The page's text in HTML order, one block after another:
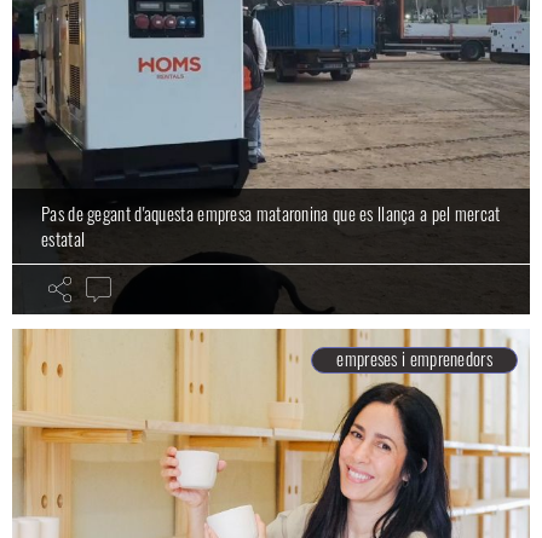
Pas de gegant d'aquesta empresa mataronina que es llança a pel mercat
estatal
empreses i emprenedors